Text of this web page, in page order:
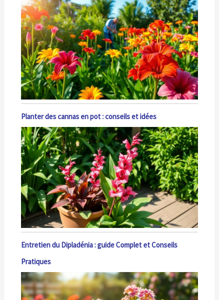
Planter des cannas en pot : conseils et idées
Entretien du Dipladénia : guide Complet et Conseils
Pratiques